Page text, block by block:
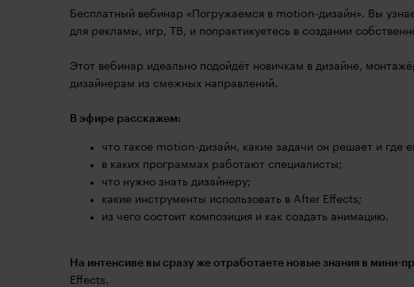
Бесплатный вебинар «Погружаемся в motion-дизайн». Вы
для рекламы, игр, ТВ, и попрактикуетесь в создании
Этот вебинар идеально подойдёт новичкам в дизайне,
дизайнерам из смежных направлений.
В эфире расскажем:
что такое motion-дизайн, какие задачи он решает и где
в каких программах работают специалисты;
что нужно знать дизайнеру;
какие инструменты использовать в After Effects;
из чего состоит композиция и как создать анимацию.
На интенсиве вы сразу же отработаете новые знания в мини-
Effects.